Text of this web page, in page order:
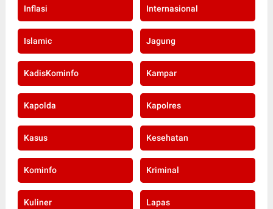
Inflasi Internasional
Islamic Jagung
KadisKominfo Kampar
Kapolda Kapolres
Kasus Kesehatan
Kominfo Kriminal
Kuliner Lapas